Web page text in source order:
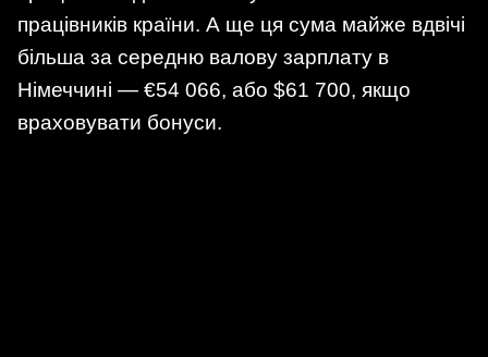
працівників країни. А ще ця сума майже вдвічі
більша за середню валову зарплату в
Німеччині — €54 066, або $61 700, якщо
враховувати бонуси.